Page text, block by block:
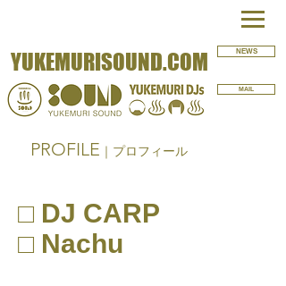
YUKEMURISOUND.COM NEWS
MAIL
PROFILE ｜プロフィール
□ DJ CARP
□ Nachu